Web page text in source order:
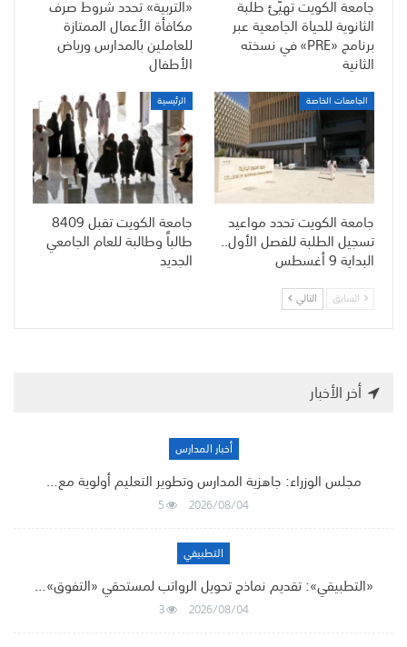
جامعة الكويت تهيّئ طلبة
الثانوية للحياة الجامعية عبر
برنامج «PRE» في نسخته
الثانية
«التربية» تحدد شروط صرف
مكافأة الأعمال الممتازة
للعاملين بالمدارس ورياض
الأطفال
الجامعات الخاصة
جامعة الكويت تحدد مواعيد
تسجيل الطلبة للفصل الأول..
البداية 9 أغسطس
الرئيسية
جامعة الكويت تقبل 8409
طالباً وطالبة للعام الجامعي
الجديد
السابق التالي
أخر الأخبار
أخبار المدارس
مجلس الوزراء: جاهزية المدارس وتطوير التعليم أولوية مع…
2026/08/04
5
التطبيقي
«التطبيقي»: تقديم نماذج تحويل الرواتب لمستحقي «التفوق»…
2026/08/04
3